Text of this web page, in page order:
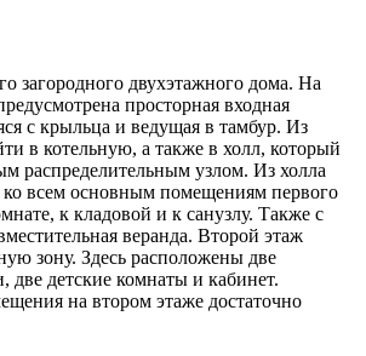
загородного двухэтажного дома. На
просторная входная
с крыльца и ведущая в тамбур. Из
в котельную, а также в холл, который
распределительным узлом. Из холла
ко всем основным помещениям первого
к кладовой и к санузлу. Также с
веранда. Второй этаж
зону. Здесь расположены две
две детские комнаты и кабинет.
на втором этаже достаточно